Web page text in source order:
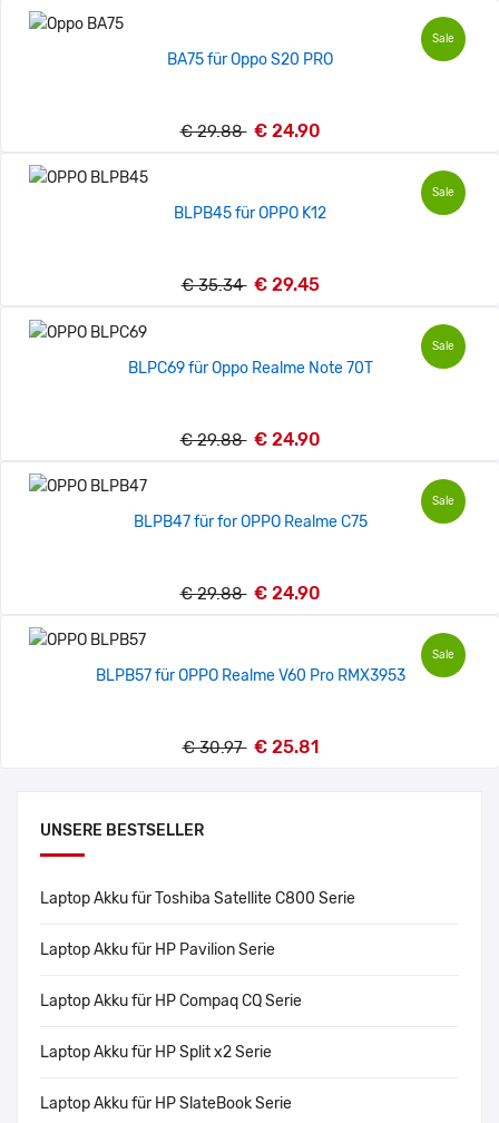
UNSERE BESTSELLER
Laptop Akku für Toshiba Satellite C800 Serie
Laptop Akku für HP Pavilion Serie
Laptop Akku für HP Compaq CQ Serie
Laptop Akku für HP Split x2 Serie
Laptop Akku für HP SlateBook Serie
Sale
BA75 für Oppo S20 PRO
€ 29.88 € 24.90
Sale
BLPB45 für OPPO K12
€ 35.34 € 29.45
Sale
BLPC69 für Oppo Realme Note 70T
€ 29.88 € 24.90
Sale
BLPB47 für for OPPO Realme C75
€ 29.88 € 24.90
Sale
BLPB57 für OPPO Realme V60 Pro RMX3953
€ 30.97 € 25.81